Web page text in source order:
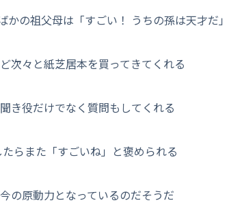
の祖父母は「すごい！ うちの孫は天才だ」
次々と紙芝居本を買ってきてくれる
き役だけでなく質問もしてくれる
らまた「すごいね」と褒められる
の原動力となっているのだそうだ